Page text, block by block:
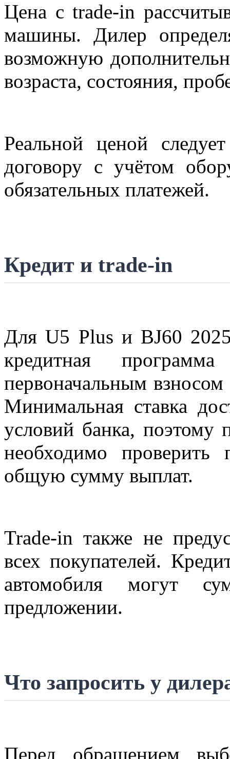
Цена с trade-in
машины. Дилер
возможную
возраста, состояния,
Реальной ценой
договору с учётом
обязательных платежей.
Кредит и trade-in
Для U5 Plus и BJ60 2025
кредитная
первоначальным
Минимальная ставка
условий банка, поэтому
необходимо
общую сумму выплат.
Trade-in также не
всех покупателей.
автомобиля могут
предложении.
Что запросить у
Перед обращением